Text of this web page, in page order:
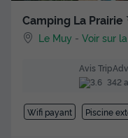
Camping La Prairie
Le Muy -Voir sur
Avis
342
Wifi payant Piscine